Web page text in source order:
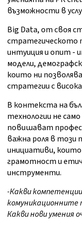
възможности в
Big Data, от своя
стратегическото
интуиция и опит -
модели,
които ни
стратегии с
В контекста на
технологии не
повишават
важна роля в този
инициативи,
грамотност и
инструменти.
-Какви
комуникационните
Какви нови умения